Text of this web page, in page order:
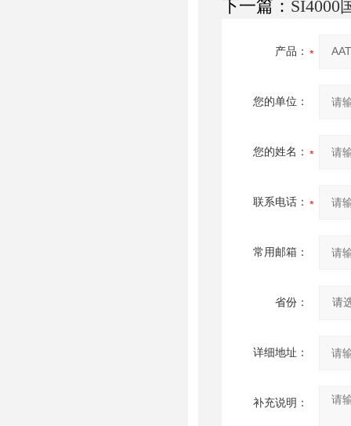
下一篇： SI4000
产品：
您的单位：
您的姓名：
联系电话：
常用邮箱：
省份：
详细地址：
补充说明：